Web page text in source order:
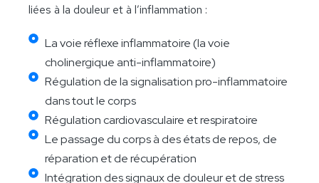
liées à la douleur et à l’inflammation :
La voie réflexe inflammatoire (la voie
cholinergique anti-inflammatoire)
Régulation de la signalisation pro-inflammatoire
dans tout le corps
Régulation cardiovasculaire et respiratoire
Le passage du corps à des états de repos, de
réparation et de récupération
Intégration des signaux de douleur et de stress